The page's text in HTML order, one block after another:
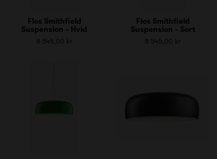
Flos Smithfield
Suspension - Hvid
8 545,00 kr
Flos Smithfield
Suspension - Sort
8 545,00 kr